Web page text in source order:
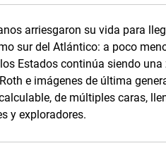
arriesgaron su vida para
sur del Atlántico: a poco
Estados continúa siendo
e imágenes de última
de múltiples caras,
y exploradores.